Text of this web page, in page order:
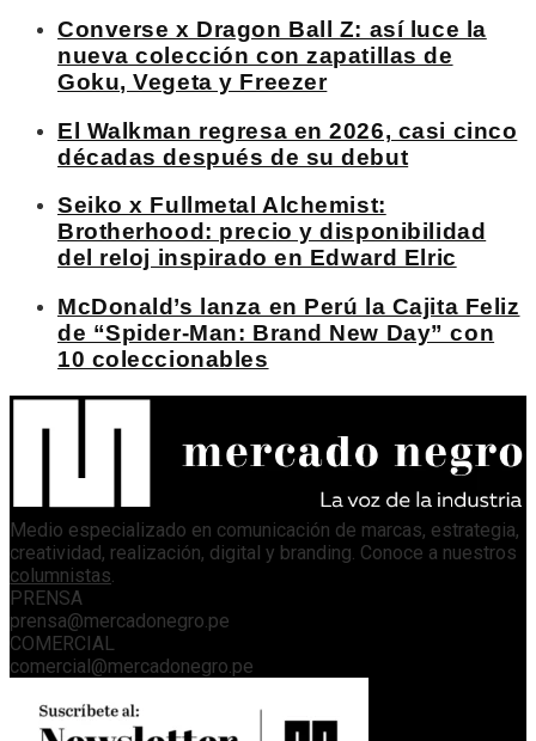
Converse x Dragon Ball Z: así luce la
nueva colección con zapatillas de
Goku, Vegeta y Freezer
El Walkman regresa en 2026, casi cinco
décadas después de su debut
Seiko x Fullmetal Alchemist:
Brotherhood: precio y disponibilidad
del reloj inspirado en Edward Elric
McDonald’s lanza en Perú la Cajita Feliz
de “Spider-Man: Brand New Day” con
10 coleccionables
Medio especializado en comunicación de marcas, estrategia,
creatividad, realización, digital y branding. Conoce a nuestros
columnistas.
PRENSA
prensa@mercadonegro.pe
COMERCIAL
comercial@mercadonegro.pe